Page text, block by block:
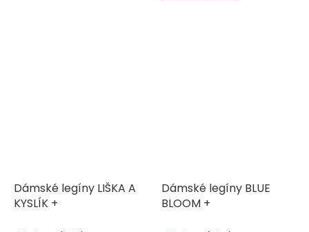
Dámské legíny LIŠKA A
KYSLÍK +
Dámské legíny BLUE
BLOOM +